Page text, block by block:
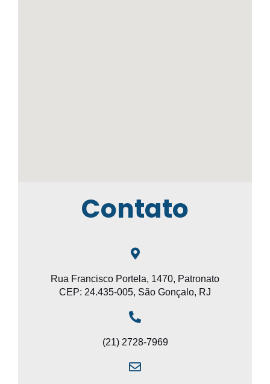
Contato
Rua Francisco Portela, 1470, Patronato
CEP: 24.435-005, São Gonçalo, RJ
(21) 2728-7969